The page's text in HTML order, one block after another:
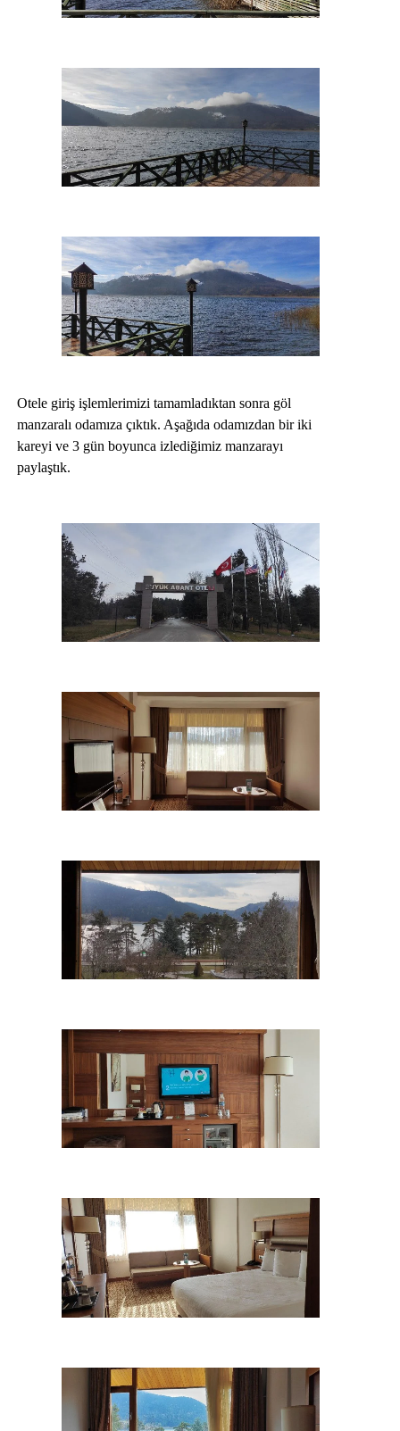
Otele giriş işlemlerimizi tamamladıktan sonra göl
manzaralı odamıza çıktık. Aşağıda odamızdan bir iki
kareyi ve 3 gün boyunca izlediğimiz manzarayı
paylaştık.